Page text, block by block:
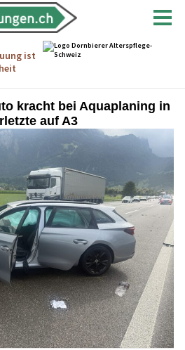
kracht bei Aquaplaning in
auf A3